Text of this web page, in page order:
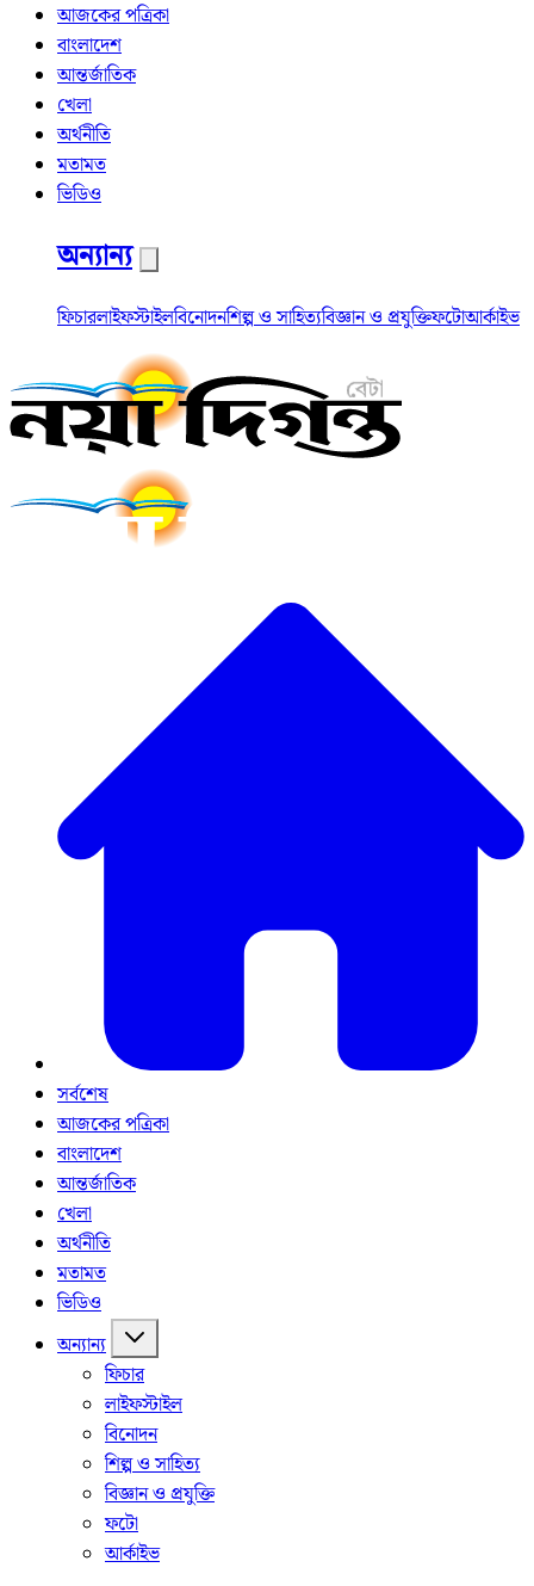
আজকের পত্রিকা
বাংলাদেশ
আন্তর্জাতিক
খেলা
অর্থনীতি
মতামত
ভিডিও
অন্যান্য
ফিচারলাইফস্টাইলবিনোদনশিল্প ও সাহিত্যবিজ্ঞান ও প্রযুক্তিফটোআর্কাইভ
সর্বশেষ
আজকের পত্রিকা
বাংলাদেশ
আন্তর্জাতিক
খেলা
অর্থনীতি
মতামত
ভিডিও
অন্যান্য
ফিচার
লাইফস্টাইল
বিনোদন
শিল্প ও সাহিত্য
বিজ্ঞান ও প্রযুক্তি
ফটো
আর্কাইভ